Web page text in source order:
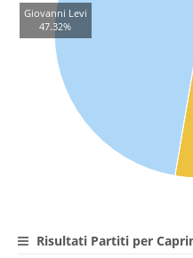
Giovanni Levi
47.32%
Risultati Partiti per